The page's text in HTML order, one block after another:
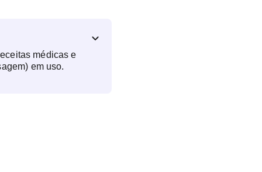
médicas e
em uso.